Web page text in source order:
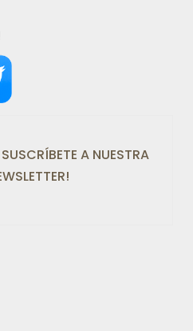
SUSCRÍBETE A NUESTRA